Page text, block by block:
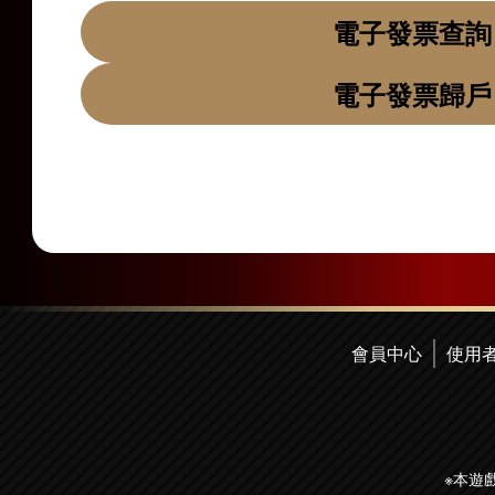
電子發票查詢
電子發票歸戶
會員中心 使用
※本遊